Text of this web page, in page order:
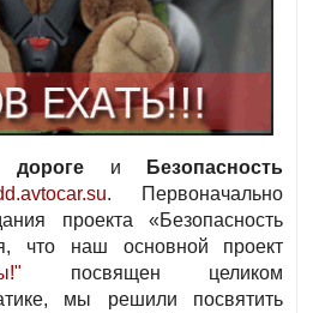
дороге и
Безопасность
. Первоначально
проекта «Безопасность
что наш основной проект
посвящен целиком
мы решили посвятить